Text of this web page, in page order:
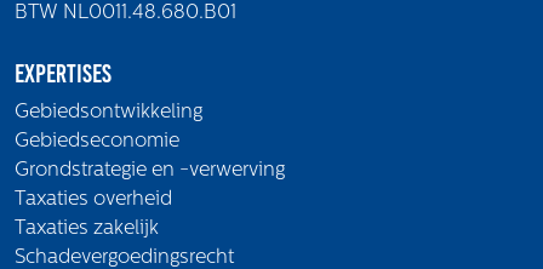
BTW NL0011.48.680.B01
Expertises
Gebiedsontwikkeling
Gebiedseconomie
Grondstrategie en -verwerving
Taxaties overheid
Taxaties zakelijk
Schadevergoedingsrecht